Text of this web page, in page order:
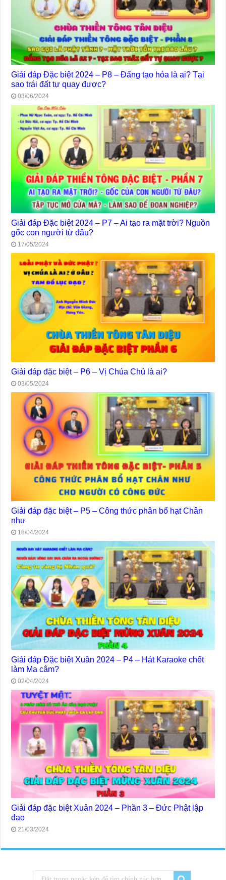
Giải đáp Đặc biệt 2024 – P8 – Đấng tạo hóa là ai? Tại
sao trái đất tự quay được?
03/06/2024
Giải đáp Đặc biệt 2024 – P7 – Ai tạo ra mặt trời? Nguồn
gốc con người từ đâu?
17/05/2024
Giải đáp đặc biệt – P6 – Vị Chúa Chủ là ai?
03/05/2024
Giải đáp đặc biệt – P5 – Công thức phân bổ hạt Chân
như
18/04/2024
Giải đáp Đặc biệt Xuân 2024 – P4 – Hát Karaoke chết
làm Ma câm?
02/04/2024
Giải đáp đặc biệt Xuân 2024 – Phần 3 – Đức Phật lập
đạo
21/03/2024